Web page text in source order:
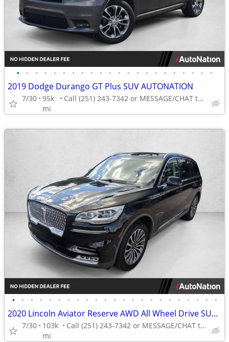
• • • • • • • • • • • • • • • • • • • • • •
2019 Dodge Durango GT Plus SUV AUTONATION
7/30 95k
mi
Call (251) 243-7342 or MESSAGE/CHAT to confirm availability
• • • • • • • • • • • • • • • • • • • • • • •
2020 Lincoln Aviator Reserve AWD All Wheel Drive SUV AUTONATION
7/30
103k
mi
Call (251) 243-7342 or MESSAGE/CHAT to confirm availability